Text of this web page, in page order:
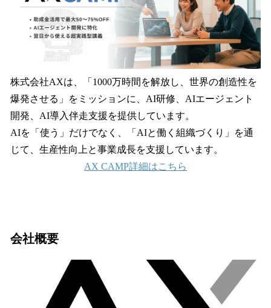
株式会社AXは、「1000万時間を解放し、世界の創造性を
爆発させる」をミッションに、AI研修、AIエージェント
開発、AI導入伴走支援を提供しています。
AIを「使う」だけでなく、「AIと働く組織づくり」を通
じて、生産性向上と事業成長を支援しています。
AX CAMP詳細はこちら
会社概要